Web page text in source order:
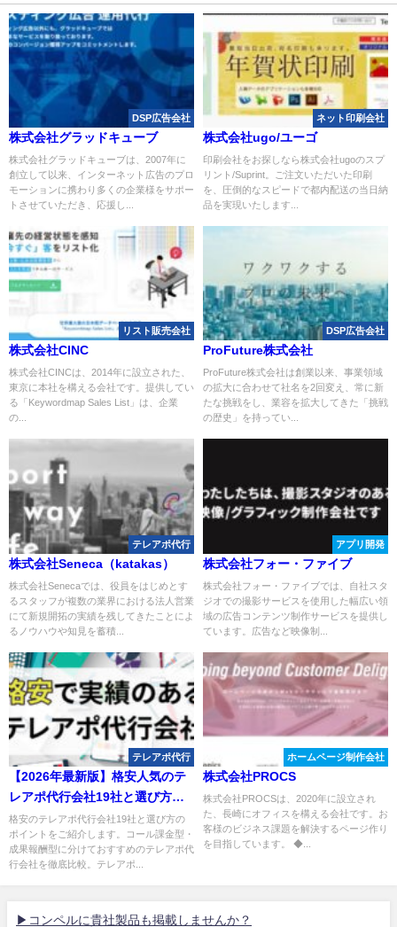
DSP広告会社
株式会社グラッドキューブ
株式会社グラッドキューブは、2007年に
創立して以来、インターネット広告のプロ
モーションに携わり多くの企業様をサポー
トさせていただき、応援し...
ネット印刷会社
株式会社ugo/ユーゴ
印刷会社をお探しなら株式会社ugoのスプ
リント/Suprint。ご注文いただいた印刷
を、圧倒的なスピードで都内配送の当日納
品を実現いたします...
リスト販売会社
株式会社CINC
株式会社CINCは、2014年に設立された、
東京に本社を構える会社です。提供してい
る「Keywordmap Sales List」は、企業
の...
DSP広告会社
ProFuture株式会社
ProFuture株式会社は創業以来、事業領域
の拡大に合わせて社名を2回変え、常に新
たな挑戦をし、業容を拡大してきた「挑戦
の歴史」を持ってい...
テレアポ代行
株式会社Seneca（katakas）
株式会社Senecaでは、役員をはじめとす
るスタッフが複数の業界における法人営業
にて新規開拓の実績を残してきたことによ
るノウハウや知見を蓄積...
アプリ開発
株式会社フォー・ファイブ
株式会社フォー・ファイブでは、自社スタ
ジオでの撮影サービスを使用した幅広い領
域の広告コンテンツ制作サービスを提供し
ています。広告など映像制...
テレアポ代行
【2026年最新版】格安人気のテ
レアポ代行会社19社と選び方の
ポイントを解説
格安のテレアポ代行会社19社と選び方の
ポイントをご紹介します。コール課金型・
成果報酬型に分けておすすめのテレアポ代
行会社を徹底比較。テレアポ...
ホームページ制作会社
株式会社PROCS
株式会社PROCSは、2020年に設立され
た、長崎にオフィスを構える会社です。お
客様のビジネス課題を解決するページ作り
を目指しています。 ◆...
▶コンペルに貴社製品も掲載しませんか？